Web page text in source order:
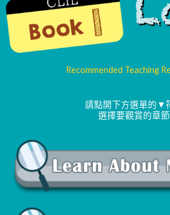
Recommended Teaching
請點開下方選單的▼
選擇要觀賞的章節